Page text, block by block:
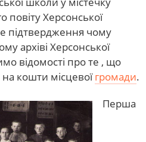
повіту Херсонської
підтвердження чому
архіві Херсонської
відомості про те , що
кошти місцевоїгромади.
Перша